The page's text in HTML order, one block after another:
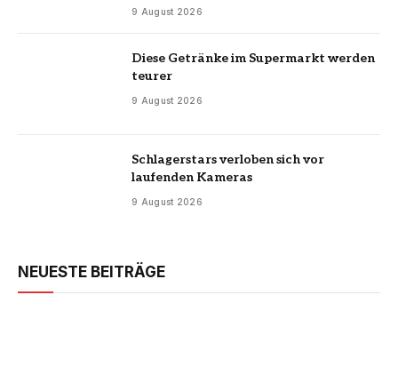
9 August 2026
Diese Getränke im Supermarkt werden
teurer
9 August 2026
Schlagerstars verloben sich vor
laufenden Kameras
9 August 2026
NEUESTE BEITRÄGE